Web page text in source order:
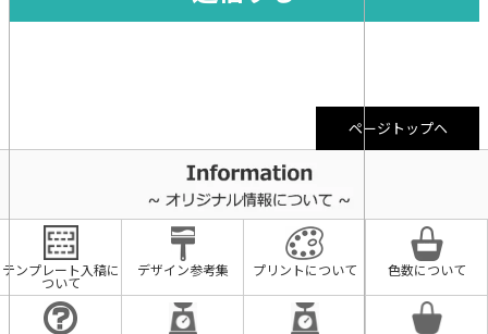
ページトップヘ
テンプレート入稿に
ついて
デザイン参考集 プリントについて 色数について